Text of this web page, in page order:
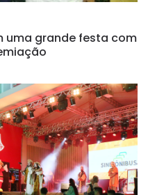
uma grande festa com